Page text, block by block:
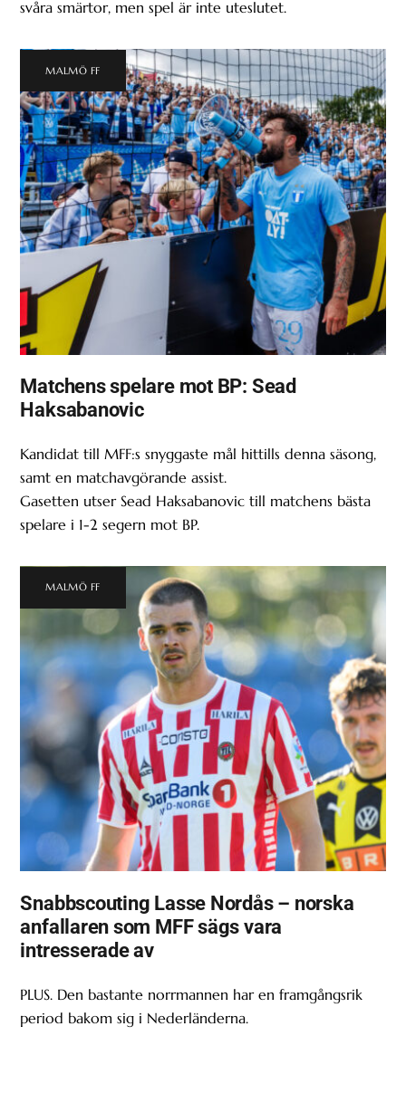
svåra smärtor, men spel är inte uteslutet.
MALMÖ FF
Matchens spelare mot BP: Sead
Haksabanovic
Kandidat till MFF:s snyggaste mål hittills denna säsong,
samt en matchavgörande assist.
Gasetten utser Sead Haksabanovic till matchens bästa
spelare i 1-2 segern mot BP.
MALMÖ FF
Snabbscouting Lasse Nordås – norska
anfallaren som MFF sägs vara
intresserade av
PLUS. Den bastante norrmannen har en framgångsrik
period bakom sig i Nederländerna.